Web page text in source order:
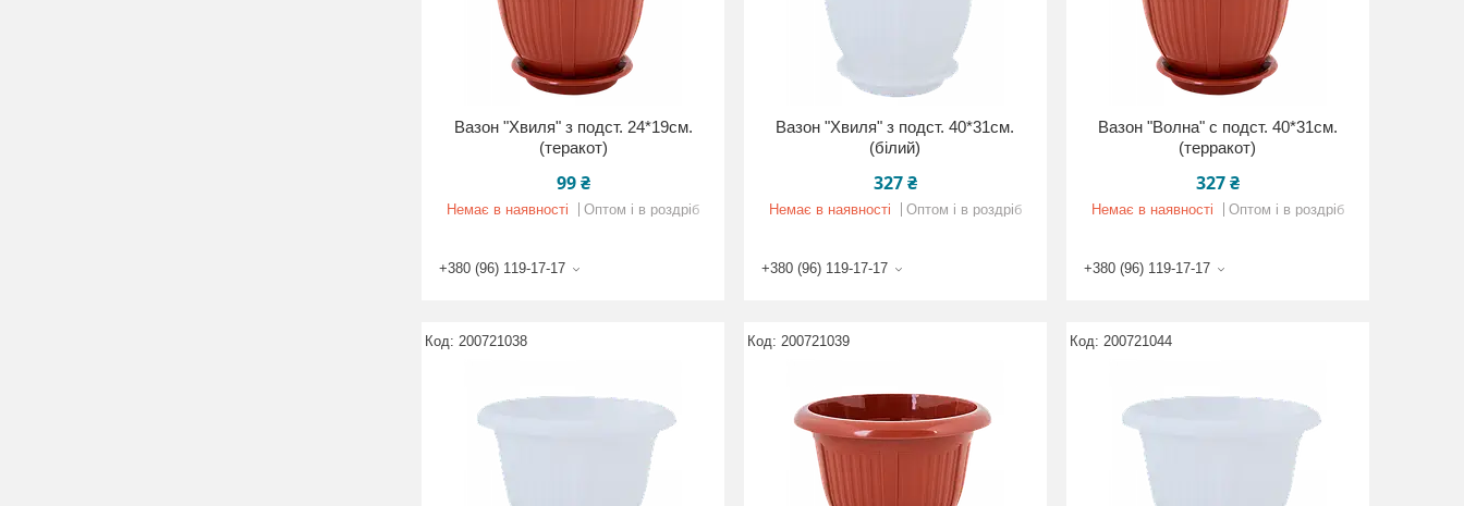
Вазон "Хвиля" з подст. 24*19см.
(теракот)
99 ₴
Немає в наявності Оптом і в роздріб
+380 (96) 119-17-17
Вазон "Хвиля" з подст. 40*31см.
(білий)
327 ₴
Немає в наявності Оптом і в роздріб
+380 (96) 119-17-17
Вазон "Волна" с подст. 40*31см.
(терракот)
327 ₴
Немає в наявності Оптом і в роздріб
+380 (96) 119-17-17
200721038 200721039 200721044